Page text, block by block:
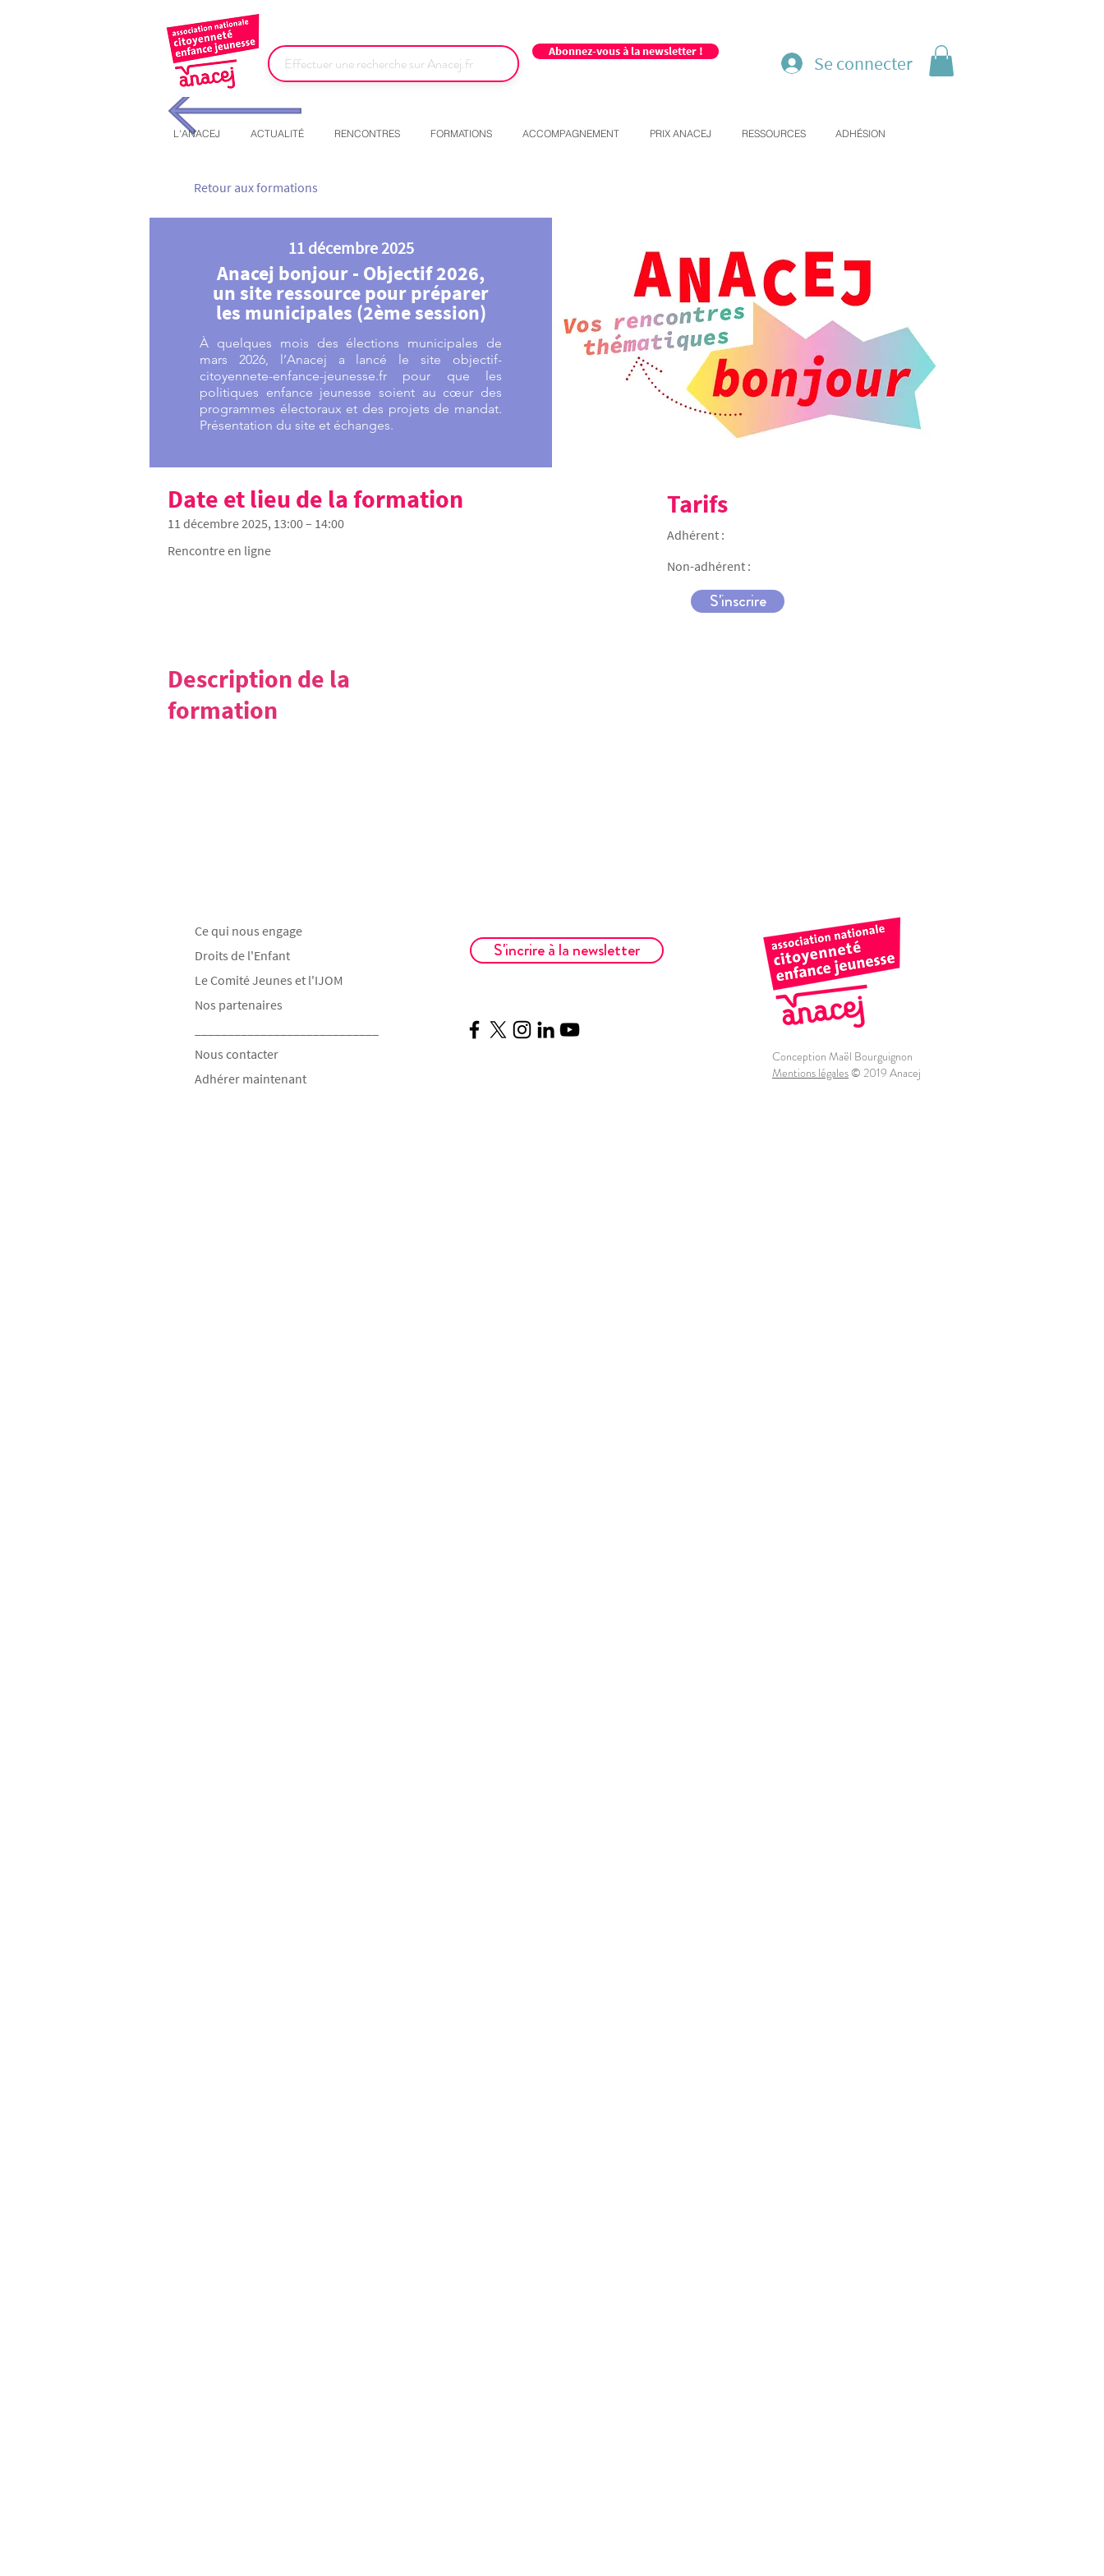
Abonnez-vous à la newsletter !
Se connecter
L'ANACEJ ACTUALITÉ RENCONTRES FORMATIONS ACCOMPAGNEMENT PRIX ANACEJ RESSOURCES ADHÉSION
Retour aux formations
11 décembre 2025
Anacej bonjour - Objectif 2026,
un site ressource pour préparer
les municipales (2ème session)
À quelques mois des élections municipales de
mars 2026, l’Anacej a lancé le site objectif-
citoyennete-enfance-jeunesse.fr pour que les
politiques enfance jeunesse soient au cœur des
programmes électoraux et des projets de mandat.
Présentation du site et échanges.
Date et lieu de la formation
11 décembre 2025, 13:00 – 14:00
Rencontre en ligne
Tarifs
Adhérent :
Non-adhérent :
S'inscrire
Description de la
formation
Ce qui nous engage
Droits de l'Enfant
Le Comité Jeunes et l'IJOM
Nos partenaires
Nous contacter
Adhérer maintenant
S'incrire à la newsletter
Conception Maël Bourguignon
Mentions légales© 2019 Anacej